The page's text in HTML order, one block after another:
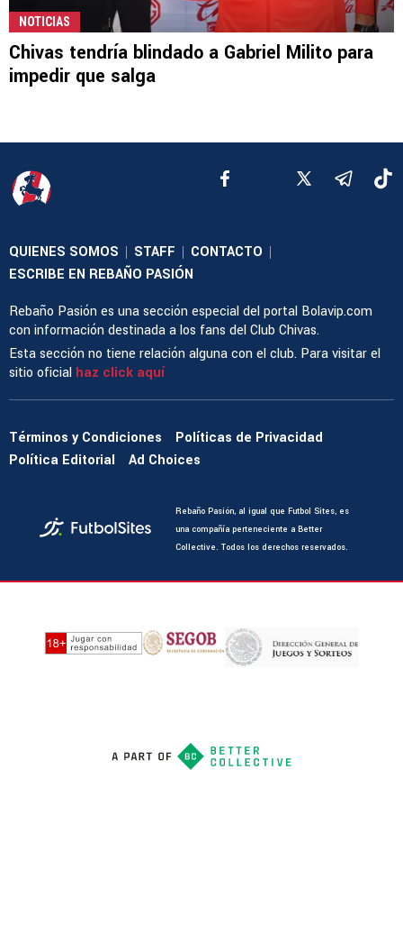
NOTICIAS
Chivas tendría blindado a Gabriel Milito para
impedir que salga
QUIENES SOMOS | STAFF | CONTACTO |
ESCRIBE EN REBAÑO PASIÓN
Rebaño Pasión es una sección especial del portal Bolavip.com
con información destinada a los fans del Club Chivas.
Esta sección no tiene relación alguna con el club. Para visitar el
sitio oficial haz click aquí
Términos y Condiciones
Políticas de Privacidad
Política Editorial
Ad Choices
Rebaño Pasión, al igual que Futbol Sites, es
una compañía perteneciente a Better
Collective. Todos los derechos reservados.